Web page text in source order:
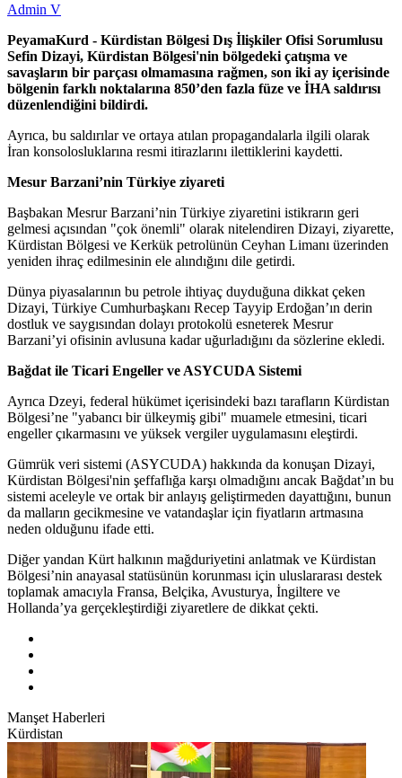
Admin V
PeyamaKurd - Kürdistan Bölgesi Dış İlişkiler Ofisi Sorumlusu
Sefin Dizayi, Kürdistan Bölgesi'nin bölgedeki çatışma ve
savaşların bir parçası olmamasına rağmen, son iki ay içerisinde
bölgenin farklı noktalarına 850’den fazla füze ve İHA saldırısı
düzenlendiğini bildirdi.
Ayrıca, bu saldırılar ve ortaya atılan propagandalarla ilgili olarak
İran konsolosluklarına resmi itirazlarını ilettiklerini kaydetti.
Mesur Barzani’nin Türkiye ziyareti
Başbakan Mesrur Barzani’nin Türkiye ziyaretini istikrarın geri
gelmesi açısından "çok önemli" olarak nitelendiren Dizayi, ziyarette,
Kürdistan Bölgesi ve Kerkük petrolünün Ceyhan Limanı üzerinden
yeniden ihraç edilmesinin ele alındığını dile getirdi.
Dünya piyasalarının bu petrole ihtiyaç duyduğuna dikkat çeken
Dizayi, Türkiye Cumhurbaşkanı Recep Tayyip Erdoğan’ın derin
dostluk ve saygısından dolayı protokolü esneterek Mesrur
Barzani’yi ofisinin avlusuna kadar uğurladığını da sözlerine ekledi.
Bağdat ile Ticari Engeller ve ASYCUDA Sistemi
Ayrıca Dzeyi, federal hükümet içerisindeki bazı tarafların Kürdistan
Bölgesi’ne "yabancı bir ülkeymiş gibi" muamele etmesini, ticari
engeller çıkarmasını ve yüksek vergiler uygulamasını eleştirdi.
Gümrük veri sistemi (ASYCUDA) hakkında da konuşan Dizayi,
Kürdistan Bölgesi'nin şeffaflığa karşı olmadığını ancak Bağdat’ın bu
sistemi aceleyle ve ortak bir anlayış geliştirmeden dayattığını, bunun
da malların gecikmesine ve vatandaşlar için fiyatların artmasına
neden olduğunu ifade etti.
Diğer yandan Kürt halkının mağduriyetini anlatmak ve Kürdistan
Bölgesi’nin anayasal statüsünün korunması için uluslararası destek
toplamak amacıyla Fransa, Belçika, Avusturya, İngiltere ve
Hollanda’ya gerçekleştirdiği ziyaretlere de dikkat çekti.
Manşet Haberleri
Kürdistan